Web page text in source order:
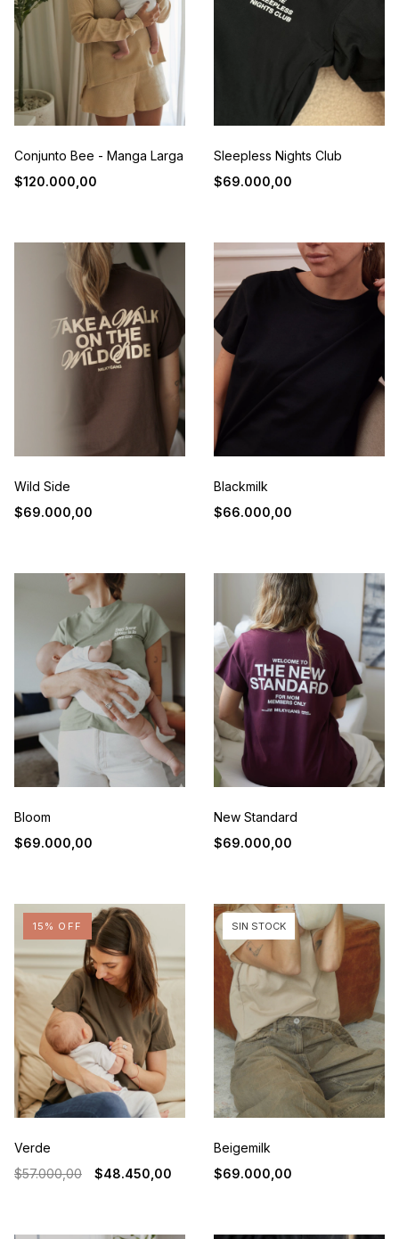
Conjunto Bee - Manga Larga
$120.000,00
Sleepless Nights Club
$69.000,00
Wild Side
$69.000,00
Blackmilk
$66.000,00
Bloom
$69.000,00
New Standard
$69.000,00
15 % OFF
Verde
$57.000,00
$48.450,00
SIN STOCK
Beigemilk
$69.000,00